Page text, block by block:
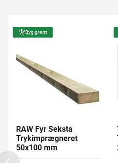
Byg grønt
RAW Fyr Seksta
Trykimprægneret
50x100 mm